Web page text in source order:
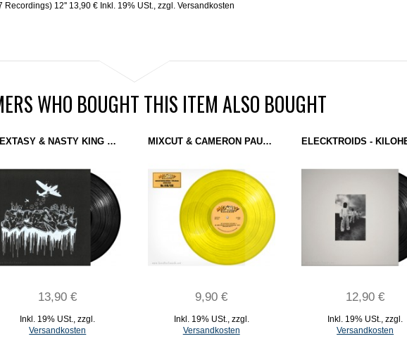
Recordings) 12'' 13,90 € Inkl. 19% USt.,zzgl.Versandkosten
WHO BOUGHT THIS ITEM ALSO BOUGHT
TEXTASY & NASTY KING KURL - BOMBERS (777 RECORDINGS) 12''
13,90 €
Inkl. 19% USt.,zzgl.
Versandkosten
MIXCUT & CAMERON PAUL - OLDSCHOOL IN THE MIX (MIXCUT RECORDS) 12"
9,90 €
Inkl. 19% USt., zzgl.
Versandkosten
12,90 €
Inkl. 19% USt.,zzgl.
Versandkosten